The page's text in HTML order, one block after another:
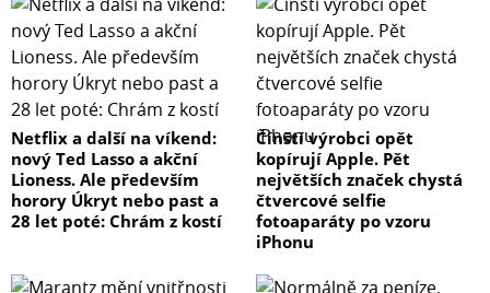
Netflix a další na víkend:
nový Ted Lasso a akční
Lioness. Ale především
horory Úkryt nebo past a
28 let poté: Chrám z kostí
Čínští výrobci opět
kopírují Apple. Pět
největších značek chystá
čtvercové selfie
fotoaparáty po vzoru
iPhonu